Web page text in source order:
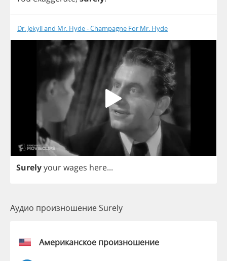
Dr. Jekyll and Mr. Hyde - Champagne For Mr. Hyde
Surelyyourwages here...
Аудио произношение Surely
Американское произношение